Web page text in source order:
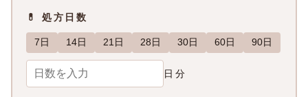
💊 処方日数
7日 14日 21日 28日 30日 60日 90日
日分